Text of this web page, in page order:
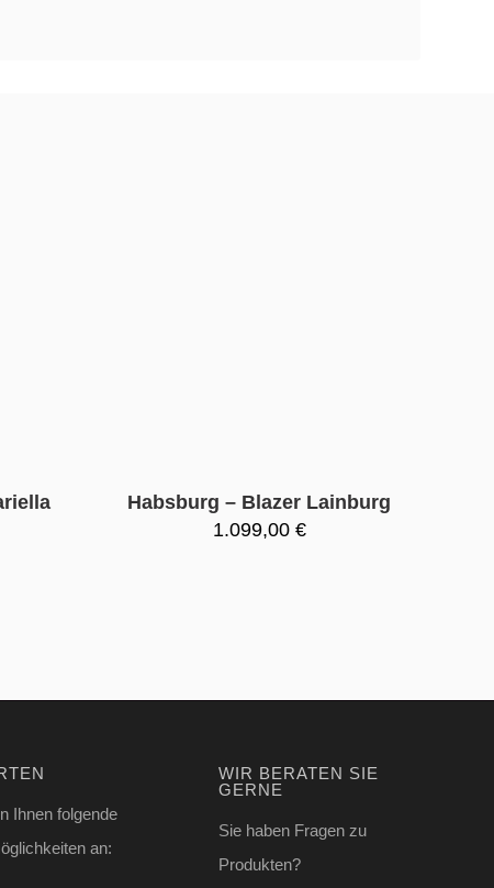
Habsburg – Blazer Lainburg
1.099,00 €
Ihnen folgende
an:
WIR BERATEN SIE
GERNE
Sie haben Fragen zu
Produkten?